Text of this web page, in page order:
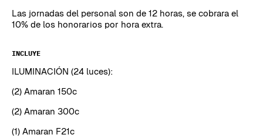
Las jornadas del personal son de 12 horas, se cobrara el
10% de los honorarios por hora extra.
INCLUYE
ILUMINACIÓN (24 luces):
(2) Amaran 150c
(2) Amaran 300c
(1) Amaran F21c